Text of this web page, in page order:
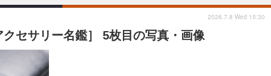
セサリー名鑑］ 5枚目の写真・画像
2026.7.8 Wed 15:30